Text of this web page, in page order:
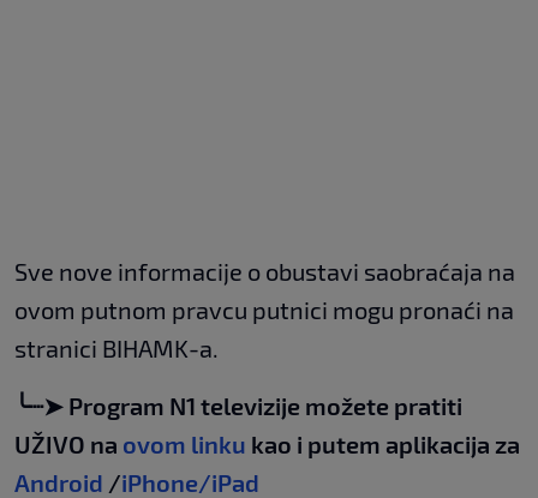
Sve nove informacije o obustavi saobraćaja na
ovom putnom pravcu putnici mogu pronaći na
stranici BIHAMK-a.
╰┈➤ Program N1 televizije možete pratiti
UŽIVO na ovom linku kao i putem aplikacija za
Android /iPhone/iPad